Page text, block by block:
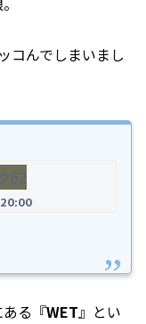
コんでしまいまし
る『WET』とい